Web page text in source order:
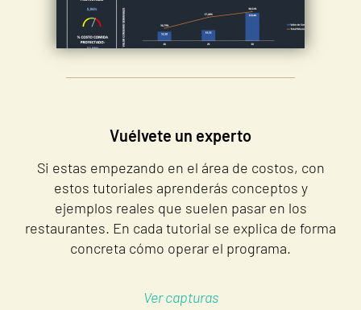
Vuélvete un experto
Si estas empezando en el área de costos, con
estos tutoriales aprenderás conceptos y
ejemplos reales que suelen pasar en los
restaurantes. En cada tutorial se explica de forma
concreta cómo operar el programa.
Ver capturas